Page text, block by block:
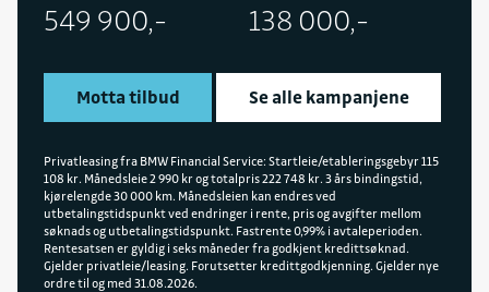
549 900,- 138 000,-
Motta tilbud Se alle kampanjene
Privatleasing fra BMW Financial Service: Startleie/etableringsgebyr 115
108 kr. Månedsleie 2 990 kr og totalpris 222 748 kr. 3 års bindingstid,
kjørelengde 30 000 km. Månedsleien kan endres ved
utbetalingstidspunkt ved endringer i rente, pris og avgifter mellom
søknads og utbetalingstidspunkt. Fastrente 0,99% i avtaleperioden.
Rentesatsen er gyldig i seks måneder fra godkjent kredittsøknad.
Gjelder privatleie/leasing. Forutsetter kredittgodkjenning. Gjelder nye
ordre til og med 31.08.2026.